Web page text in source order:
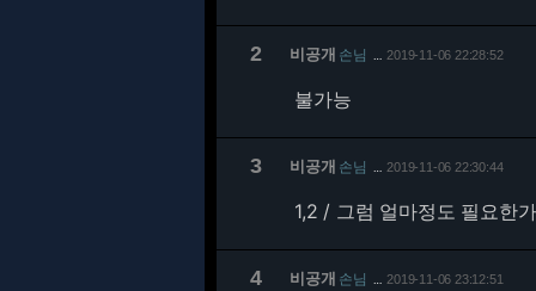
2 비공개 손님 2019-11-06 22:28:52
불가능
3 비공개 손님 2019-11-06 22:30:44
1,2 / 그럼 얼마정도 필요한
4 비공개 손님 2019-11-06 23:12:51